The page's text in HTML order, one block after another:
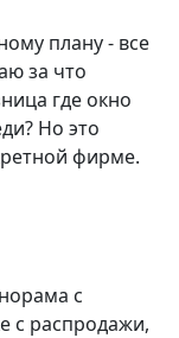
плану - все
за что
где окно
Но это
фирме.
с
с распродажи,